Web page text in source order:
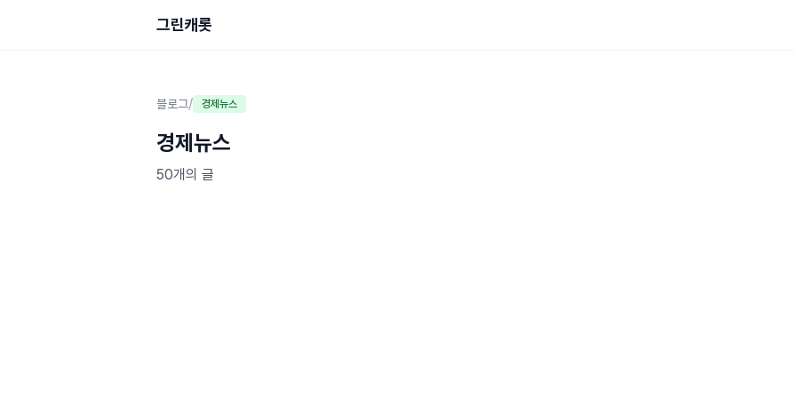
그린캐롯
블로그/ 경제뉴스
경제뉴스
50개의 글